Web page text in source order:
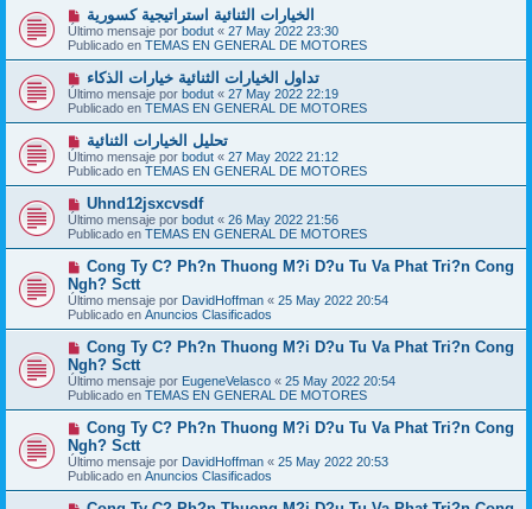
em
e
n
s
a
j
e
N
u
e
v
m
e
n
s
a
j
e
الخيارات الثنائية استراتيجية كسورية
Último mensaje por bodut « 27 May 2022 23:30
Publicado en TEMAS EN GENERAL DE MOTORES
N
u
e
v
m
e
n
s
a
j
e
تداول الخيارات الثنائية خيارات الذكاء
Último mensaje por bodut « 27 May 2022 22:19
Publicado en TEMAS EN GENERAL DE MOTORES
N
u
e
v
o
m
e
n
s
a
j
e
تحليل الخيارات الثنائية
Último mensaje por bodut « 27 May 2022 21:12
Publicado en TEMAS EN GENERAL DE MOTORES
N
u
e
v
m
e
n
s
a
Uhnd12jsxcvsdf
Último mensaje por bodut « 26 May 2022 21:56
Publicado en TEMAS EN GENERAL DE MOTORES
N
e
v
o
m
e
n
s
a
e
Cong Ty C? Ph?n Thuong M?i D?u Tu Va Phat Tri?n Cong
Ngh? Sctt
Último mensaje por DavidHoffman « 25 May 2022 20:54
Publicado en Anuncios Clasificados
N
e
v
o
m
e
n
s
a
e
Cong Ty C? Ph?n Thuong M?i D?u Tu Va Phat Tri?n Cong
Ngh? Sctt
Último mensaje por EugeneVelasco « 25 May 2022 20:54
Publicado en TEMAS EN GENERAL DE MOTORES
N
e
v
o
m
Cong Ty C? Ph?n Thuong M?i D?u Tu Va Phat Tri?n Cong
Ngh? Sctt
Último mensaje por DavidHoffman « 25 May 2022 20:53
Publicado en Anuncios Clasificados
N